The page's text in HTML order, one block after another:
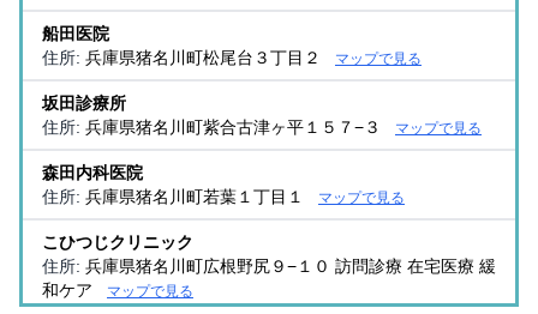
船田医院
住所: 兵庫県猪名川町松尾台３丁目２ マップで見る
坂田診療所
住所: 兵庫県猪名川町紫合古津ヶ平１５７−３ マップで見る
森田内科医院
住所: 兵庫県猪名川町若葉１丁目１ マップで見る
こひつじクリニック
住所: 兵庫県猪名川町広根野尻９−１０ 訪問診療 在宅医療 緩
和ケア
マップで見る